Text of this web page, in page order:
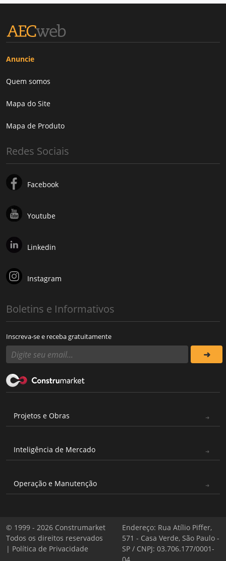
Anuncie
Quem somos
Mapa do Site
Mapa de Produto
Redes Sociais
Facebook
Youtube
Linkedin
Instagram
Boletins e Informativos
Inscreva-se e receba gratuitamente
Projetos e Obras
Inteligência de Mercado
Operação e Manutenção
© 1999 - 2026 Construmarket
Todos os direitos reservados
| Política de Privacidade
Endereço: Rua Atílio Piffer,
571 - Casa Verde, São Paulo -
SP / CNPJ: 03.706.177/0001-